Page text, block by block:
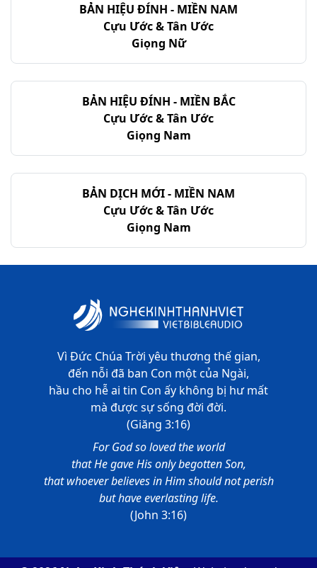
Thi-thiên - Chương 130
Thi-thiên - Chương 131
Thi-thiên - Chương 133
Thi-thiên - Chương 134
Thi-thiên - Chương 135
Thi-thiên - Chương 136
Thi-thiên - Chương 137
Thi-thiên - Chương 138
Thi-thiên - Chương 140
Thi-thiên - Chương 141
Thi-thiên - Chương 142
Thi-thiên - Chương 143
Thi-thiên - Chương 144
Thi-thiên - Chương 145
Thi-thiên - Chương 146
Thi-thiên - Chương 147
Thi-thiên - Chương 149
BẢN HIỆU ĐÍNH - MIỀN NAM
Cựu Ước & Tân Ước
Giọng Nữ
BẢN HIỆU ĐÍNH - MIỀN BẮC
Cựu Ước & Tân Ước
Giọng Nam
BẢN DỊCH MỚI - MIỀN NAM
Cựu Ước & Tân Ước
Giọng Nam
Vì Đức Chúa Trời yêu thương thế gian,
đến nỗi đã ban Con một của Ngài,
hầu cho hễ ai tin Con ấy không bị hư mất
mà được sự sống đời đời.
(Giăng 3:16)
For God so loved the world
that He gave His only begotten Son,
that whoever believes in Him should not perish
but have everlasting life.
(John 3:16)